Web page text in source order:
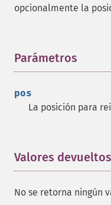
opcionalmente la
Parámetros
pos
La posición para
Valores devueltos
No se retorna ningún